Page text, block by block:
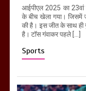
आईपीएल 2025 का 23वां
के बीच खेला गया। जिसमें
की है। इस जीत के साथ ही
है। टॉस गंवाकर पहले […]
Sports